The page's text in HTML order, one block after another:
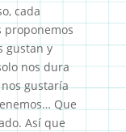
cada
proponemos
gustan y
nos dura
gustaría
Que
Así que